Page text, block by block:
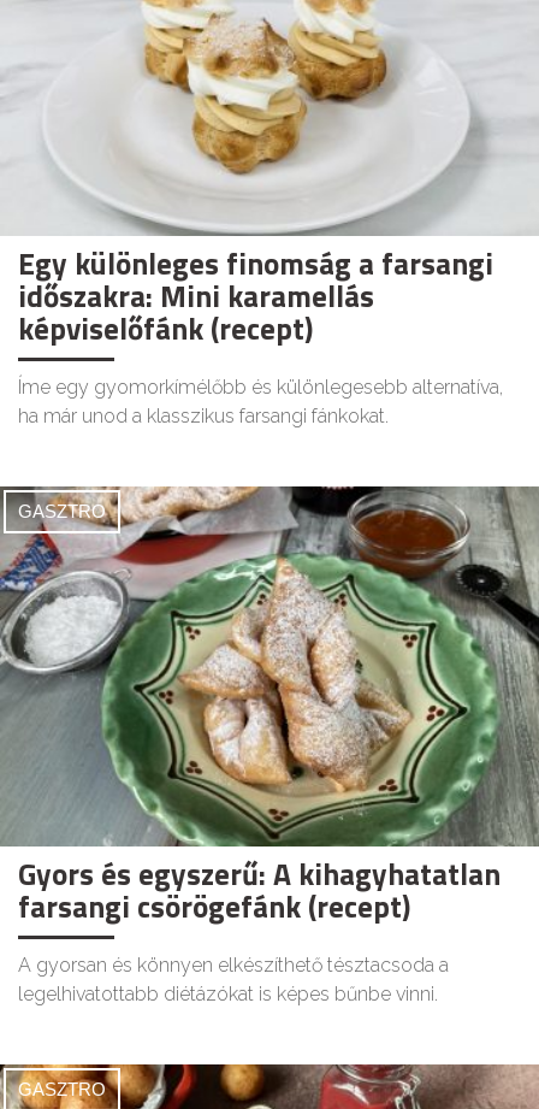
Egy különleges finomság a farsangi
időszakra: Mini karamellás
képviselőfánk (recept)
Íme egy gyomorkímélőbb és különlegesebb alternatíva,
ha már unod a klasszikus farsangi fánkokat.
GASZTRO
Gyors és egyszerű: A kihagyhatatlan
farsangi csörögefánk (recept)
A gyorsan és könnyen elkészíthető tésztacsoda a
legelhivatottabb diétázókat is képes bűnbe vinni.
GASZTRO